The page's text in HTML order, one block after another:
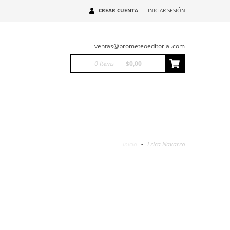
CREAR CUENTA - INICIAR SESIÓN
ventas@prometeoeditorial.com
0 Items | $0,00
- Erica Navarro